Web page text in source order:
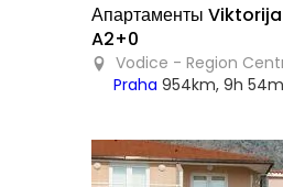
Апартаменты
A2+0
Vodice - Region
Praha 954km, 9h